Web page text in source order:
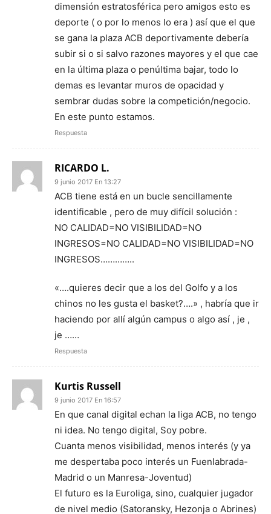
dimensión estratosférica pero amigos esto es
deporte ( o por lo menos lo era ) así que el que
se gana la plaza ACB deportivamente debería
subir si o si salvo razones mayores y el que cae
en la última plaza o penúltima bajar, todo lo
demas es levantar muros de opacidad y
sembrar dudas sobre la competición/negocio.
En este punto estamos.
Respuesta
RICARDO L.
9 junio 2017 En 13:27
ACB tiene está en un bucle sencillamente
identificable , pero de muy difícil solución :
NO CALIDAD=NO VISIBILIDAD=NO
INGRESOS=NO CALIDAD=NO VISIBILIDAD=NO
INGRESOS…………..
«….quieres decir que a los del Golfo y a los
chinos no les gusta el basket?….» , habría que ir
haciendo por allí algún campus o algo así , je ,
je ……
Respuesta
Kurtis Russell
9 junio 2017 En 16:57
En que canal digital echan la liga ACB, no tengo
ni idea. No tengo digital, Soy pobre.
Cuanta menos visibilidad, menos interés (y ya
me despertaba poco interés un Fuenlabrada-
Madrid o un Manresa-Joventud)
El futuro es la Euroliga, sino, cualquier jugador
de nivel medio (Satoransky, Hezonja o Abrines)